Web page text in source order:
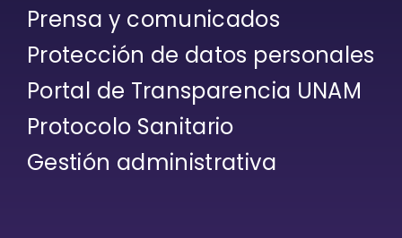
Prensa y comunicados
Protección de datos personales
Portal de Transparencia UNAM
Protocolo Sanitario
Gestión administrativa